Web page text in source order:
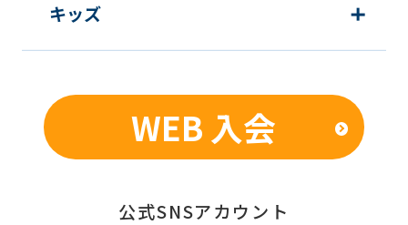
キッズ
WEB 入会
公式SNSアカウント